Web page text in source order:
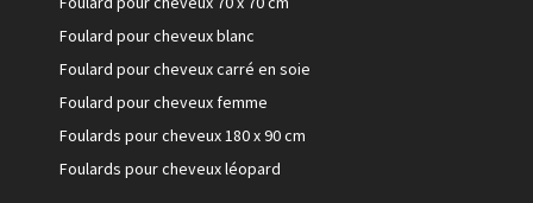
Foulard pour cheveux blanc
Foulard pour cheveux carré en soie
Foulard pour cheveux femme
Foulards pour cheveux 180 x 90 cm
Foulards pour cheveux léopard